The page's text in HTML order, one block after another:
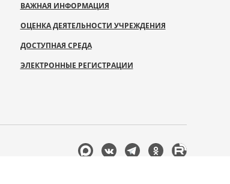
ВАЖНАЯ ИНФОРМАЦИЯ
ОЦЕНКА ДЕЯТЕЛЬНОСТИ УЧРЕЖДЕНИЯ
ДОСТУПНАЯ СРЕДА
ЭЛЕКТРОННЫЕ РЕГИСТРАЦИИ